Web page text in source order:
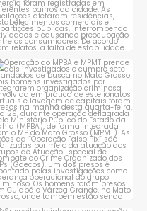
Operação do MPBA e MPMT
prende dois investigados e...
1 0